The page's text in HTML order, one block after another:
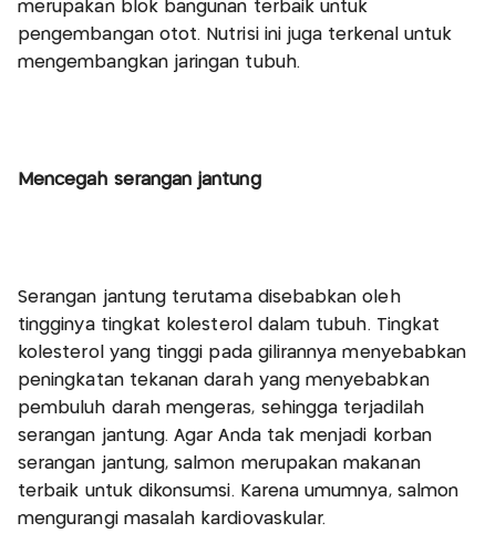
merupakan blok bangunan terbaik untuk
pengembangan otot. Nutrisi ini juga terkenal untuk
mengembangkan jaringan tubuh.
Mencegah serangan jantung
Serangan jantung terutama disebabkan oleh
tingginya tingkat kolesterol dalam tubuh. Tingkat
kolesterol yang tinggi pada gilirannya menyebabkan
peningkatan tekanan darah yang menyebabkan
pembuluh darah mengeras, sehingga terjadilah
serangan jantung. Agar Anda tak menjadi korban
serangan jantung, salmon merupakan makanan
terbaik untuk dikonsumsi. Karena umumnya, salmon
mengurangi masalah kardiovaskular.